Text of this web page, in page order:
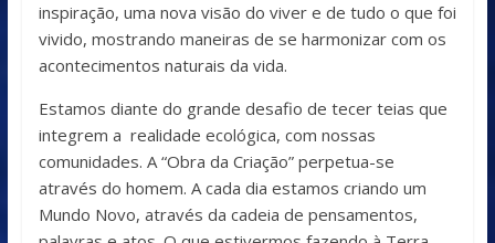
inspiração, uma nova visão do viver e de tudo o que foi
vivido, mostrando maneiras de se harmonizar com os
acontecimentos naturais da vida.
Estamos diante do grande desafio de tecer teias que
integrem a realidade ecológica, com nossas
comunidades. A “Obra da Criação” perpetua-se
através do homem. A cada dia estamos criando um
Mundo Novo, através da cadeia de pensamentos,